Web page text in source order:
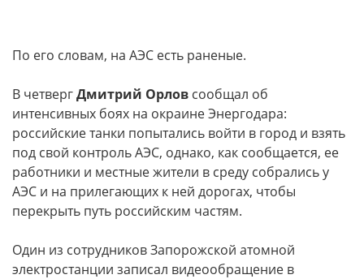
По его словам, на АЭС есть раненые.
В четвергДмитрий Орлов сообщал об
интенсивных боях на окраине Энергодара:
российские танки попытались войти в город и взять
под свой контроль АЭС, однако, как сообщается, ее
работники и местные жители в среду собрались у
АЭС и на прилегающих к ней дорогах, чтобы
перекрыть путь российским частям.
Один из сотрудников Запорожской атомной
электростанции записал видеообращение в